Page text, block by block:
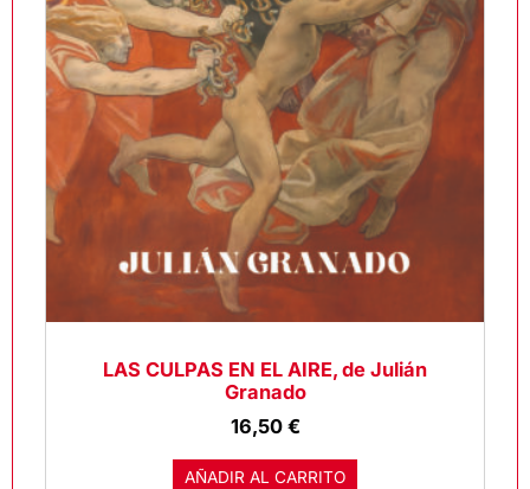
LAS CULPAS EN EL AIRE, de Julián
Granado
16,50 €
AÑADIR AL CARRITO